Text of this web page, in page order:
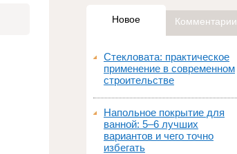
Новое Комментарии
Стекловата: практическое
применение в современном
строительстве
Напольное покрытие для
ванной: 5–6 лучших
вариантов и чего точно
избегать